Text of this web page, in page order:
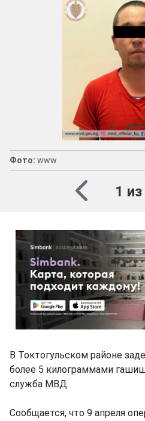
Фото: www
1
В Токтогульском районе
более 5 килограммами
служба МВД.
Сообщается, что 9 апреля